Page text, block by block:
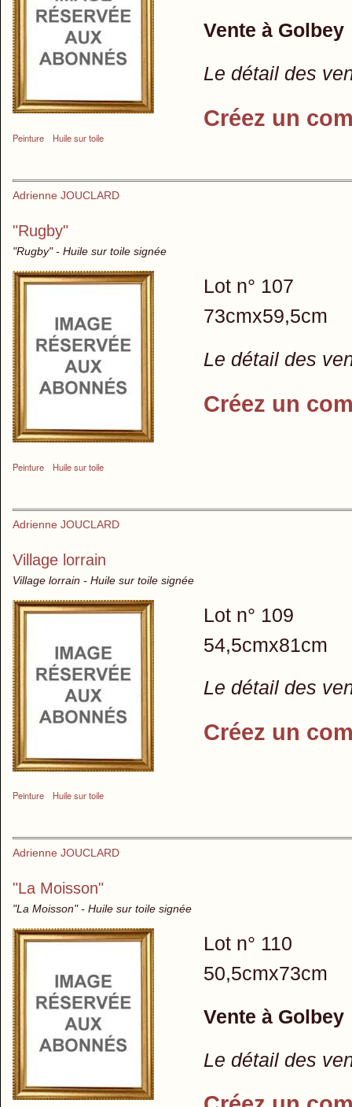
Peinture Huile sur toile
Vente à Golbey
Le détail des
Créez un
Adrienne JOUCLARD
"Rugby"
"Rugby" - Huile sur toile signée
Peinture Huile sur toile
Lot n° 107
73cmx59,5cm
Le détail des
Créez un
Adrienne JOUCLARD
Village lorrain
Village lorrain - Huile sur toile signée
Peinture Huile sur toile
Lot n° 109
54,5cmx81cm
Le détail des
Créez un
Adrienne JOUCLARD
"La Moisson"
"La Moisson" - Huile sur toile signée
Lot n° 110
50,5cmx73cm
Vente à Golbey
Le détail des